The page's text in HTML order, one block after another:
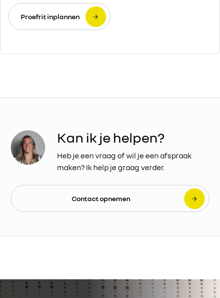
Proefrit inplannen
Kan ik je helpen?
Heb je een vraag of wil je een afspraak
maken? Ik help je graag verder.
Contact opnemen